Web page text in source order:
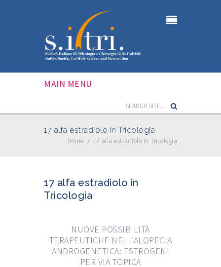
MAIN MENU
17 alfa estradiolo in Tricologia
Home / 17 alfa estradiolo in Tricologia
17 alfa estradiolo in
Tricologia
NUOVE POSSIBILITÀ
TERAPEUTICHE NELL’ALOPECIA
ANDROGENETICA: ESTROGENI
PER VIA TOPICA